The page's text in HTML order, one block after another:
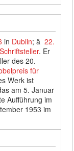
in Dublin; â22.
. Er
des 20.
für
Werk ist
am 5. Januar
Aufführung im
1953 im